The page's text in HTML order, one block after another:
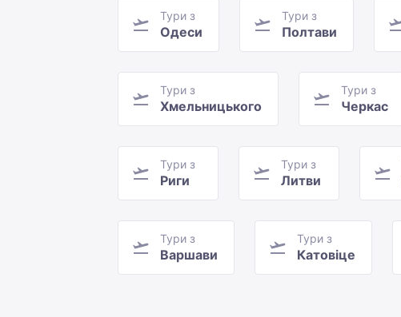
Тури з
Одеси
Тури з
Полтави
Тури з
Хмельницького
Тури з
Черкас
Тури з
Риги
Тури з
Литви
Тури з
Варшави
Тури з
Катовіце